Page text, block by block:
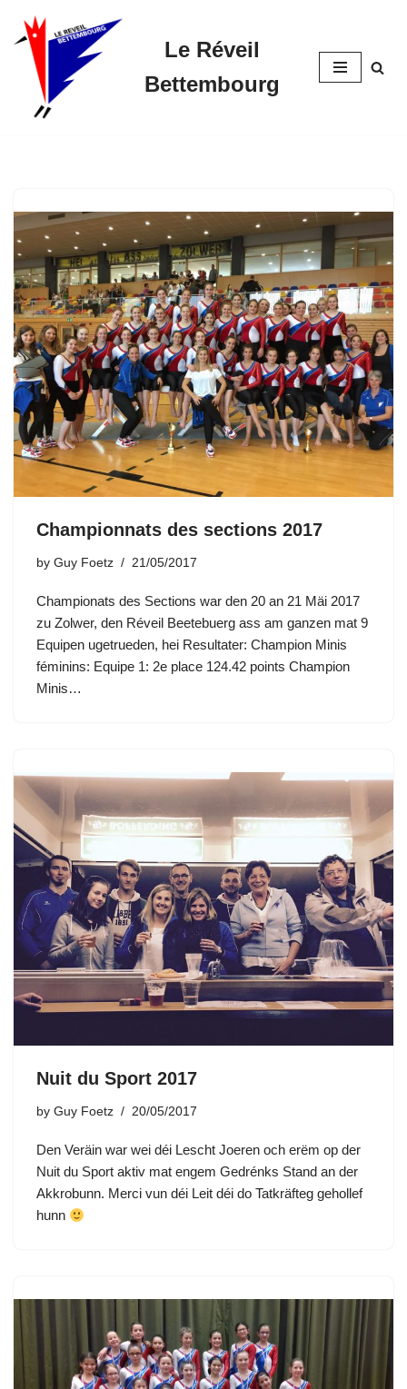
Skip
content
Le Réveil
Bettembourg
Championnats des sections 2017
by Guy Foetz 21/05/2017
Championats des Sections war den 20 an 21 Mäi 2017
zu Zolwer, den Réveil Beetebuerg ass am ganzen mat 9
Equipen ugetrueden, hei Resultater: Champion Minis
féminins: Equipe 1: 2e place 124.42 points Champion
Minis…
Nuit du Sport 2017
by Guy Foetz 20/05/2017
Den Veräin war wei déi Lescht Joeren och erëm op der
Nuit du Sport aktiv mat engem Gedrénks Stand an der
Akkrobunn. Merci vun déi Leit déi do Tatkräfteg gehollef
hunn